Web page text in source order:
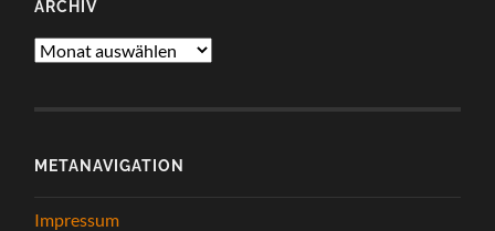
ARCHIV
Archiv
METANAVIGATION
Impressum